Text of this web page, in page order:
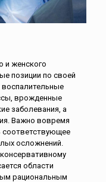
и женского
позиции по своей
врожденные
заболевания, а
Важно вовремя
соответствующее
осложнений.
области
рациональным